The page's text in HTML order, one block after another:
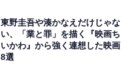
東野圭吾や湊かなえだけじゃな
い、「業と罪」を描く『映画ち
いかわ』から強く連想した映画
8選